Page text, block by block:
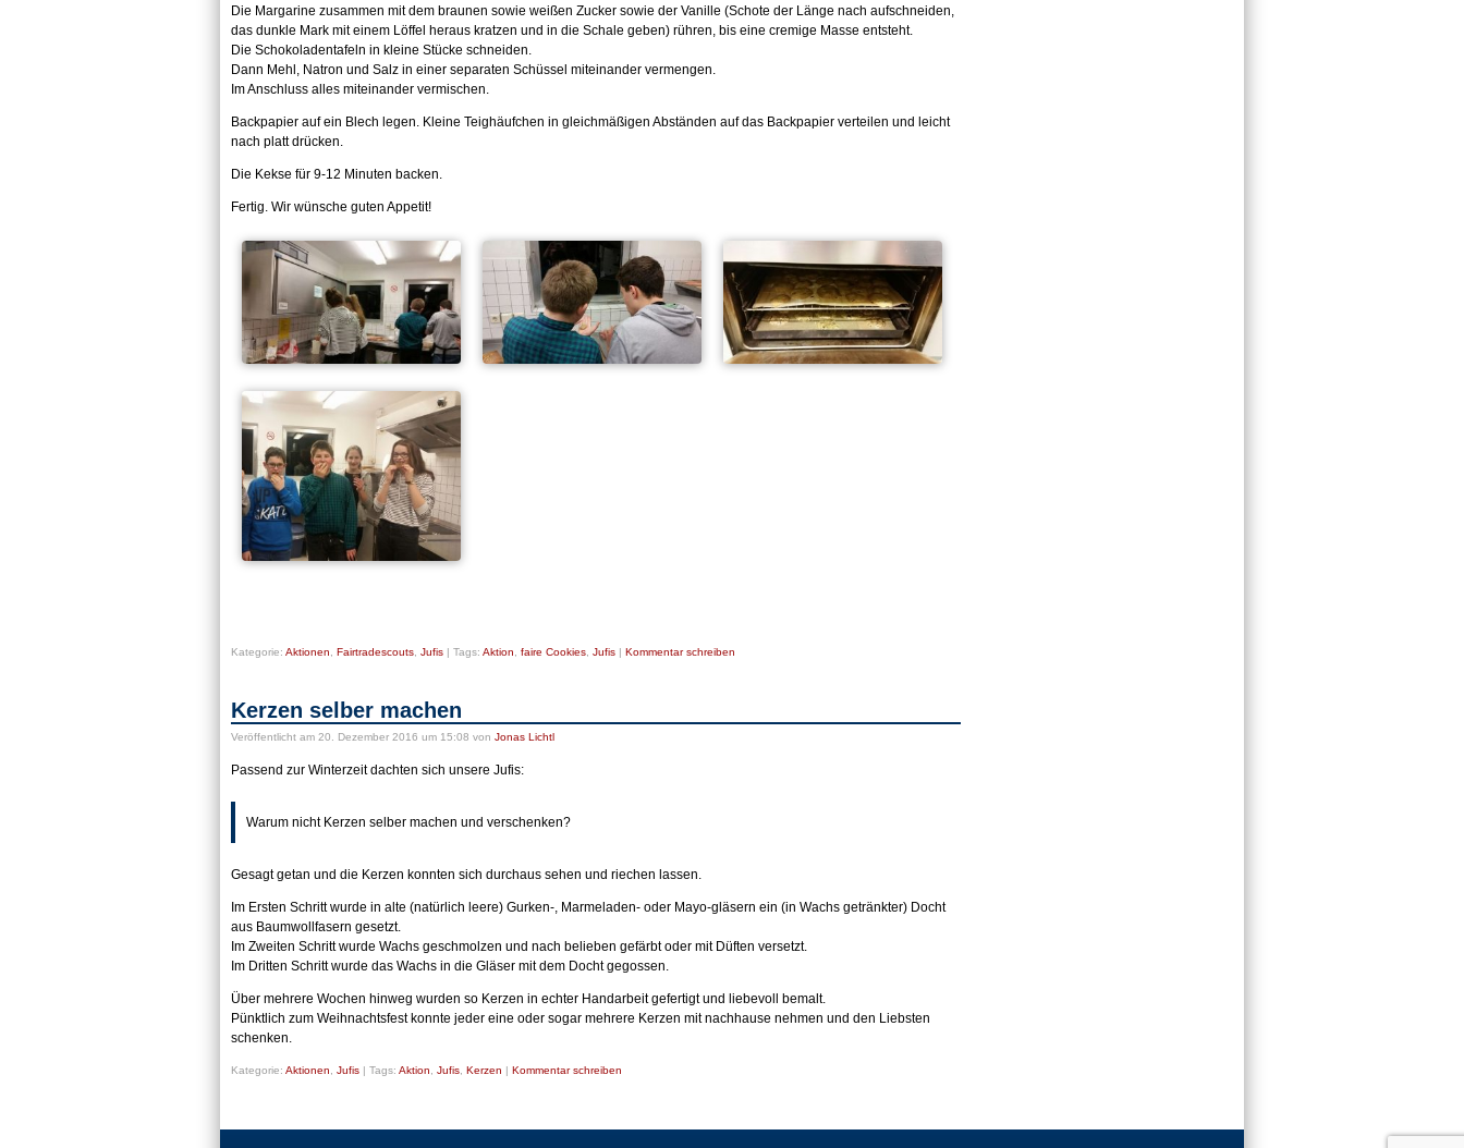
Die Margarine zusammen mit dem braunen sowie weißen Zucker sowie der Vanille (Schote der Länge nach aufschneiden,
das dunkle Mark mit einem Löffel heraus kratzen und in die Schale geben) rühren, bis eine cremige Masse entsteht.
Die Schokoladentafeln in kleine Stücke schneiden.
Dann Mehl, Natron und Salz in einer separaten Schüssel miteinander vermengen.
Im Anschluss alles miteinander vermischen.
Backpapier auf ein Blech legen. Kleine Teighäufchen in gleichmäßigen Abständen auf das Backpapier verteilen und leicht
nach platt drücken.
Die Kekse für 9-12 Minuten backen.
Fertig. Wir wünsche guten Appetit!
Kategorie: Aktionen, Fairtradescouts, Jufis Tags: Aktion, faire Cookies, Jufis Kommentar schreiben
Kerzen selber machen
Veröffentlicht am 20. Dezember 2016 um 15:08 von Jonas Lichtl
Passend zur Winterzeit dachten sich unsere Jufis:
Warum nicht Kerzen selber machen und verschenken?
Gesagt getan und die Kerzen konnten sich durchaus sehen und riechen lassen.
Im Ersten Schritt wurde in alte (natürlich leere) Gurken-, Marmeladen- oder Mayo-gläsern ein (in Wachs getränkter) Docht
aus Baumwollfasern gesetzt.
Im Zweiten Schritt wurde Wachs geschmolzen und nach belieben gefärbt oder mit Düften versetzt.
Im Dritten Schritt wurde das Wachs in die Gläser mit dem Docht gegossen.
Über mehrere Wochen hinweg wurden so Kerzen in echter Handarbeit gefertigt und liebevoll bemalt.
Pünktlich zum Weihnachtsfest konnte jeder eine oder sogar mehrere Kerzen mit nachhause nehmen und den Liebsten
schenken.
Kategorie: Aktionen, Jufis Tags: Aktion, Jufis, Kerzen Kommentar schreiben